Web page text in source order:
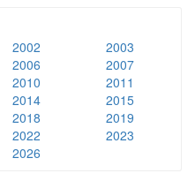
2002
2003
2006
2007
2010
2011
2014
2015
2018
2019
2022
2023
2026